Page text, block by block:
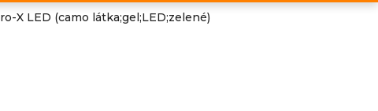
X LED (camo látka;gel;LED;zelené)